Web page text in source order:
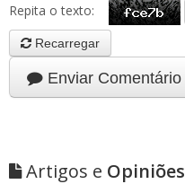
Repita o texto:
Recarregar
Enviar Comentário
Artigos e Opiniões